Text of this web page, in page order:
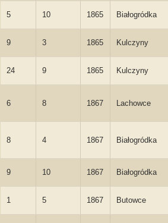
5 10 1865 Białogródka
9 3 1865 Kulczyny
24 9 1865 Kulczyny
6 8 1867 Lachowce
8 4 1867 Białogródka
9 10 1867 Białogródka
1 5 1867 Butowce